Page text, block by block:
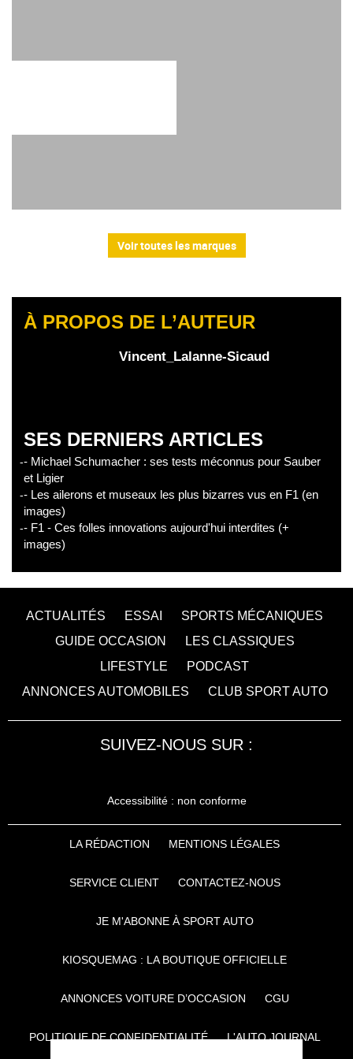
Voir toutes les marques
À PROPOS DE L’AUTEUR
Vincent_Lalanne-Sicaud
SES DERNIERS ARTICLES
- Michael Schumacher : ses tests méconnus pour Sauber
et Ligier
- Les ailerons et museaux les plus bizarres vus en F1 (en
images)
- F1 - Ces folles innovations aujourd'hui interdites (+
images)
ACTUALITÉS ESSAI
SPORTS MÉCANIQUES
GUIDE OCCASION
LES CLASSIQUES
LIFESTYLE
PODCAST
ANNONCES AUTOMOBILES
CLUB SPORT AUTO
SUIVEZ-NOUS SUR :
Accessibilité : non conforme
LA RÉDACTION MENTIONS LÉGALES
SERVICE CLIENT CONTACTEZ-NOUS
JE M'ABONNE À SPORT AUTO
KIOSQUEMAG : LA BOUTIQUE OFFICIELLE
ANNONCES VOITURE D’OCCASION CGU
POLITIQUE DE CONFIDENTIALITÉ L'AUTO JOURNAL